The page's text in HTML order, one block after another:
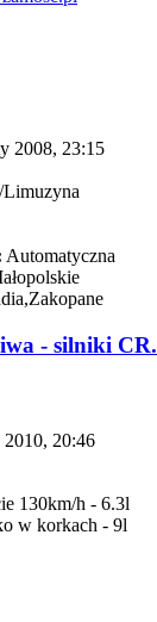
2008, 23:15
Limuzyna
Automatyczna
- silniki CR.
20:46
130km/h - 6.3l
w korkach - 9l